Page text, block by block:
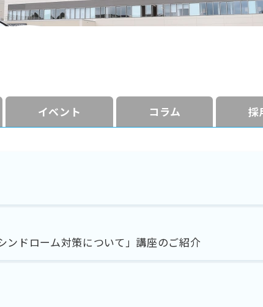
イベント コラム 採
ンドローム対策について」講座のご紹介